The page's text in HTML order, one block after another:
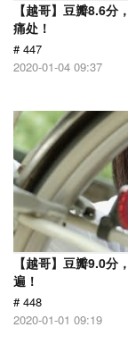
【越哥】豆瓣8.6
痛处！
# 447
2020-01-04 09:37
【越哥】豆瓣9.0
遍！
# 448
2020-01-01 09:19